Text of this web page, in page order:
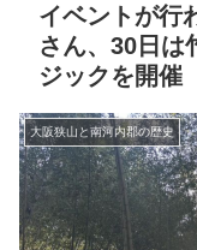
イベントが行
さん、30日は
ジックを開催
大阪狭山と南河内郡の歴史